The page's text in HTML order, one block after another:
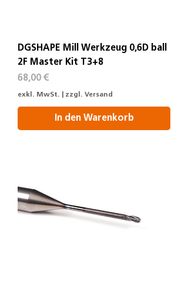
DGSHAPE Mill Werkzeug 0,6D ball
2F Master Kit T3+8
Preis
68,00 €
exkl. MwSt. zzgl. Versand
In den Warenkorb